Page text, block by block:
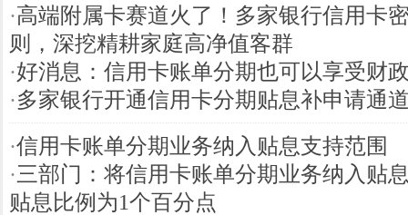
·高端附属卡赛道火了！多家银行信用卡
则，深挖精耕家庭高净值客群
·好消息：信用卡账单分期也可以享受财
·多家银行开通信用卡分期贴息补申请通
·信用卡账单分期业务纳入贴息支持范围
·三部门：将信用卡账单分期业务纳入贴
贴息比例为1个百分点